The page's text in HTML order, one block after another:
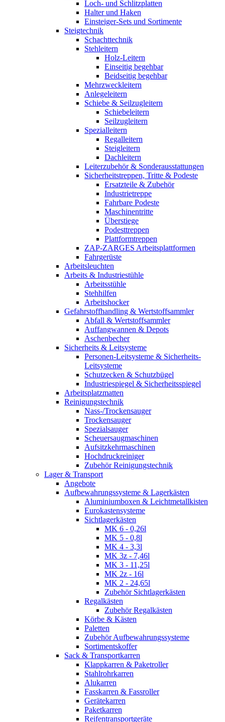
Loch- und Schlitzplatten
Halter und Haken
Einsteiger-Sets und Sortimente
Steigtechnik
Schachttechnik
Stehleitern
Holz-Leitern
Einseitig begehbar
Beidseitig begehbar
Mehrzweckleitern
Anlegeleitern
Schiebe & Seilzugleitern
Schiebeleitern
Seilzugleitern
Spezialleitern
Regalleitern
Steigleitern
Dachleitern
Leiterzubehör & Sonderausstattungen
Sicherheitstreppen, Tritte & Podeste
Ersatzteile & Zubehör
Industrietreppe
Fahrbare Podeste
Maschinentritte
Überstiege
Podesttreppen
Plattformtreppen
ZAP-ZARGES Arbeitsplattformen
Fahrgerüste
Arbeitsleuchten
Arbeits & Industriestühle
Arbeitsstühle
Stehhilfen
Arbeitshocker
Gefahrstoffhandling & Wertstoffsammler
Abfall & Wertstoffsammler
Auffangwannen & Depots
Aschenbecher
Sicherheits & Leitsysteme
Personen-Leitsysteme & Sicherheits-
Leitsysteme
Schutzecken & Schutzbügel
Industriespiegel & Sicherheitsspiegel
Arbeitsplatzmatten
Reinigungstechnik
Nass-/Trockensauger
Trockensauger
Spezialsauger
Scheuersaugmaschinen
Aufsitzkehrmaschinen
Hochdruckreiniger
Zubehör Reinigungstechnik
Lager & Transport
Angebote
Aufbewahrungssysteme & Lagerkästen
Aluminiumboxen & Leichtmetallkisten
Eurokastensysteme
Sichtlagerkästen
MK 6 - 0,26l
MK 5 - 0,8l
MK 4 - 3,3l
MK 3z - 7,46l
MK 3 - 11,25l
MK 2z - 16l
MK 2 - 24,65l
Zubehör Sichtlagerkästen
Regalkästen
Zubehör Regalkästen
Körbe & Kästen
Paletten
Zubehör Aufbewahrungssysteme
Sortimentskoffer
Sack & Transportkarren
Klappkarren & Paketroller
Stahlrohrkarren
Alukarren
Fasskarren & Fassroller
Gerätekarren
Paketkarren
Reifentransportgeräte